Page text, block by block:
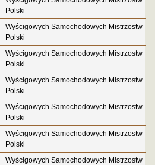
Polski
Wyścigowych Samochodowych Mistrzostw
Polski
Wyścigowych Samochodowych Mistrzostw
Polski
Wyścigowych Samochodowych Mistrzostw
Polski
Wyścigowych Samochodowych Mistrzostw
Polski
Wyścigowych Samochodowych Mistrzostw
Polski
Wyścigowych Samochodowych Mistrzostw